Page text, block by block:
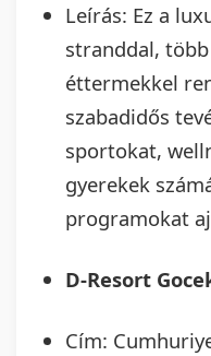
Leírás: Ez a
stranddal,
éttermekkel
szabadidős
sportokat,
gyerekek
programokat
D-Resort
Cím: